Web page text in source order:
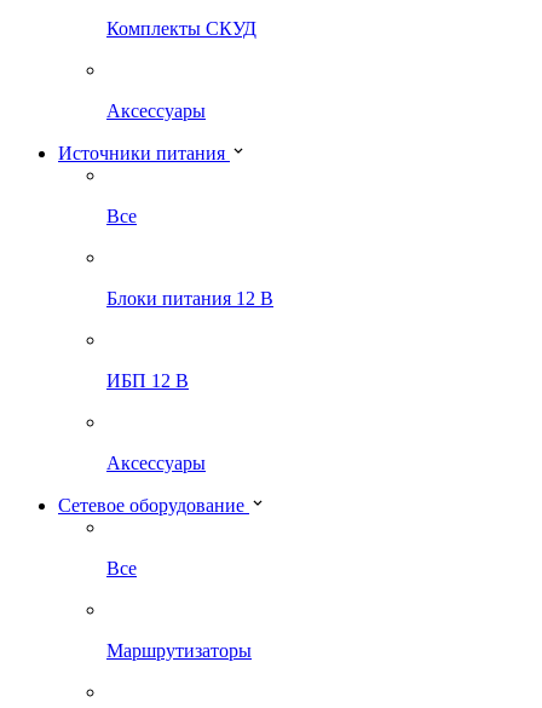
Комплекты СКУД
Аксессуары
Источники питания
Все
Блоки питания 12 В
ИБП 12 В
Аксессуары
Сетевое оборудование
Все
Маршрутизаторы